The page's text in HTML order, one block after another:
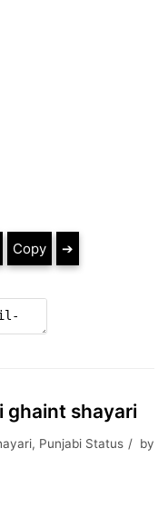
Copy ➔
ghaint shayari
, Punjabi Status
by